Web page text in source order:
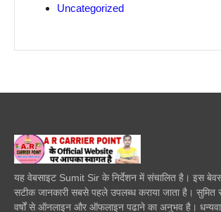
Uncategorized
यह वेबसाइट Sumit Sir के निर्देशन में संचालित है। इस
सटीक जानकारी सबसे पहले उपलब्ध कराया जाता है।
वर्षों से ऑनलाइन और ऑफलाइन पढाने का अनुभव है।